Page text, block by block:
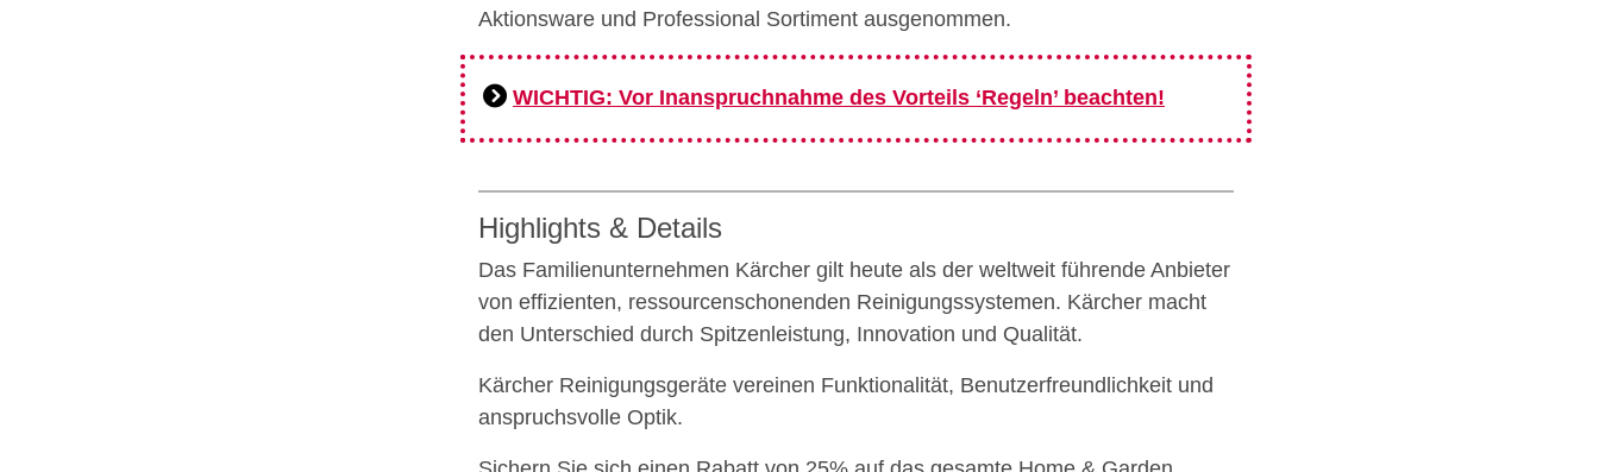
Aktionsware und Professional Sortiment ausgenommen.
WICHTIG: Vor Inanspruchnahme des Vorteils ‘Regeln’ beachten!
Highlights & Details
Das Familienunternehmen Kärcher gilt heute als der weltweit führende Anbieter
von effizienten, ressourcenschonenden Reinigungssystemen. Kärcher macht
den Unterschied durch Spitzenleistung, Innovation und Qualität.
Kärcher Reinigungsgeräte vereinen Funktionalität, Benutzerfreundlichkeit und
anspruchsvolle Optik.